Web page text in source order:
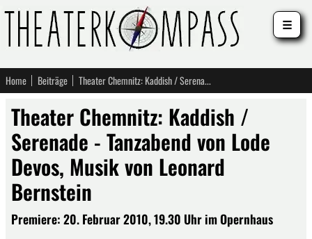
Home Beiträge Theater Chemnitz: Kaddish / Serenade - Tanzabend von Lode Devos, Musik von Leonard Bernstein
Theater Chemnitz: Kaddish /
Serenade - Tanzabend von Lode
Devos, Musik von Leonard
Bernstein
Premiere: 20. Februar 2010, 19.30 Uhr im Opernhaus
☰